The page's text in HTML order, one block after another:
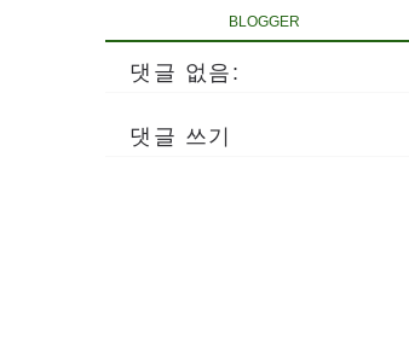
BLOGGER
댓글 없음:
댓글 쓰기